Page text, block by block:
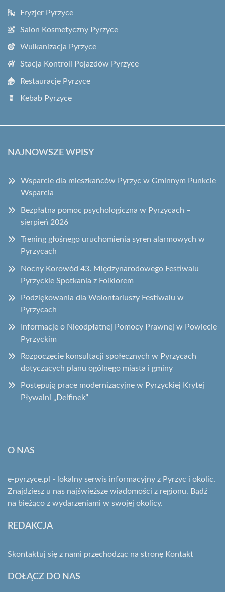
Fryzjer Pyrzyce
Salon Kosmetyczny Pyrzyce
Wulkanizacja Pyrzyce
Stacja Kontroli Pojazdów Pyrzyce
Restauracje Pyrzyce
Kebab Pyrzyce
NAJNOWSZE WPISY
Wsparcie dla mieszkańców Pyrzyc w Gminnym Punkcie
Wsparcia
Bezpłatna pomoc psychologiczna w Pyrzycach –
sierpień 2026
Trening głośnego uruchomienia syren alarmowych w
Pyrzycach
Nocny Korowód 43. Międzynarodowego Festiwalu
Pyrzyckie Spotkania z Folklorem
Podziękowania dla Wolontariuszy Festiwalu w
Pyrzycach
Informacje o Nieodpłatnej Pomocy Prawnej w Powiecie
Pyrzyckim
Rozpoczęcie konsultacji społecznych w Pyrzycach
dotyczących planu ogólnego miasta i gminy
Postępują prace modernizacyjne w Pyrzyckiej Krytej
Pływalni „Delfinek”
O NAS
e-pyrzyce.pl - lokalny serwis informacyjny z Pyrzyc i okolic.
Znajdziesz u nas najświeższe wiadomości z regionu. Bądź
na bieżąco z wydarzeniami w swojej okolicy.
REDAKCJA
Skontaktuj się z nami przechodząc na stronę Kontakt
DOŁĄCZ DO NAS